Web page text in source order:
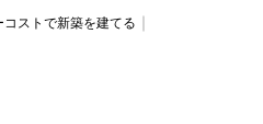
コストで新築を建てる